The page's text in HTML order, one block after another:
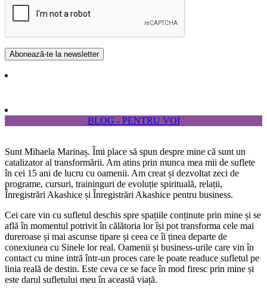
BLOG - PENTRU VOI
Sunt Mihaela Marinaș. Îmi place să spun despre mine că sunt un
catalizator al transformării. Am atins prin munca mea mii de suflete
în cei 15 ani de lucru cu oamenii. Am creat și dezvoltat zeci de
programe, cursuri, traininguri de evoluție spirituală, relații,
Înregistrări Akashice și Înregistrări Akashice pentru business.
Cei care vin cu sufletul deschis spre spațiile conținute prin mine și se
află în momentul potrivit în călătoria lor își pot transforma cele mai
dureroase și mai ascunse tipare și ceea ce îi ținea departe de
conexiunea cu Sinele lor real. Oamenii și business-urile care vin în
contact cu mine intră într-un proces care le poate readuce sufletul pe
linia reală de destin. Este ceva ce se face în mod firesc prin mine și
este darul sufletului meu în această viață.